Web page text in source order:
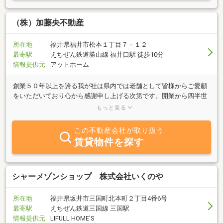
（株）加藤央不動産
所在地
福井県福井市松本１丁目７－１２
最寄駅
えちぜん鉄道勝山線 福井口駅 徒歩10分
情報提供元
アットホーム
創業５０年以上を誇る我が社は県内では老舗として皆様からご愛顧
をいただいており心から感謝申し上げる次第です。開業から四半世
紀は中古物件を販売することをメインとしておりましたが、昨今は
ある新築物件に力を注いでおります。もちろん注文住宅やリフォー
ム工事も請け負いますのでお気軽にお声かけください。”より良くよ
り安く”を当社の信念とし、今後も皆様のお役に立てるよう励んで参
ります。 ※自社所有賃貸物件も多数取り揃えております。
もっと見る
この不動産会社が取り扱う
賃貸物件を探す
シャーメゾンショップ 株式会社いくのや
所在地
福井県坂井市三国町北本町２丁目4番6号
最寄駅
えちぜん鉄道三国線 三国駅
情報提供元
LIFULL HOME'S